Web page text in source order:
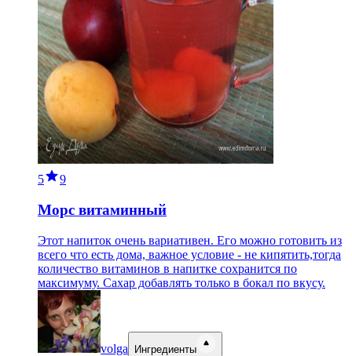
5 9
Морс витаминный
Этот напиток очень вариативен. Его можно готовить из
всего что есть дома, важное условие - не кипятить,тогда
количество витаминов в напитке сохранится по
максимуму. Сахар добавлять только в бокал по вкусу.
volga Ингредиенты